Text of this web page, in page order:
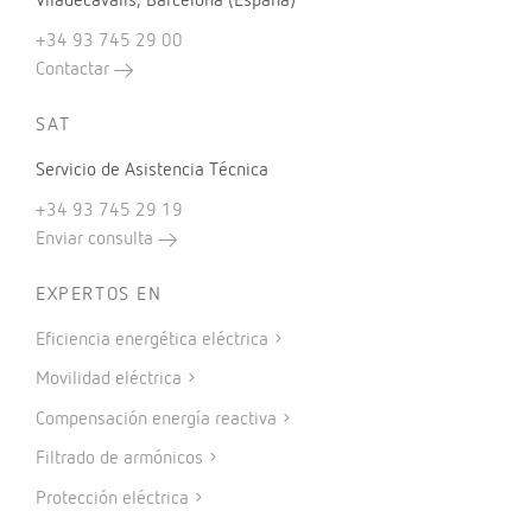
+34 93 745 29 00
Contactar
SAT
Servicio de Asistencia Técnica
+34 93 745 29 19
Enviar consulta
EXPERTOS EN
Eficiencia energética eléctrica
Movilidad eléctrica
Compensación energía reactiva
Filtrado de armónicos
Protección eléctrica